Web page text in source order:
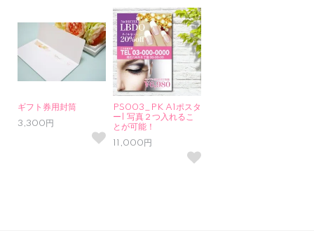
ギフト券用封筒
3,300円
PS003_PK A1ポスタ
ー| 写真２つ入れるこ
とが可能！
11,000円